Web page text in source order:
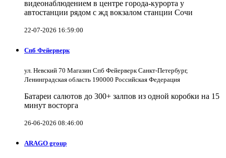
видеонаблюдением в центре города-курорта у
автостанции рядом с жд вокзалом станции Сочи
22-07-2026 16:59:00
Спб Фейерверк
ул. Невский 70 Магазин Спб Фейерверк Санкт-Петербург,
Ленинградская область 190000 Российская Федерация
Батареи салютов до 300+ залпов из одной коробки на 15
минут восторга
26-06-2026 08:46:00
ARAGO group